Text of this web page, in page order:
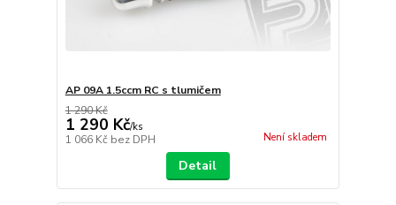
AP 09A 1.5ccm RC s tlumičem
1 290 Kč
1 290 Kč/ks
1 066 Kč bez DPH Není skladem
Detail